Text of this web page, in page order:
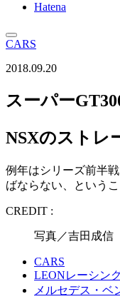
Hatena
CARS
2018.09.20
スーパー
NSXのストレ
例年はシリーズ前半
ばならない、という
CREDIT :
写真／吉田成信
CARS
LEONレーシン
メルセデス・ベ